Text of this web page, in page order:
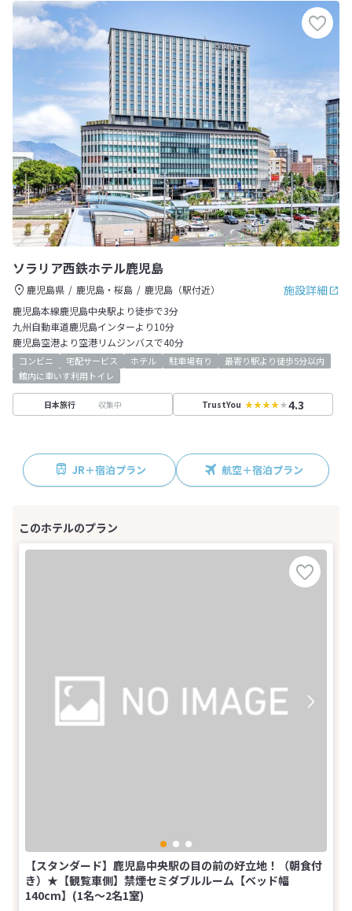
ソラリア西鉄ホテル鹿児島
施設詳細
鹿児島県 鹿児島・桜島
鹿児島（駅付近）
鹿児島本線鹿児島中央駅より徒歩で3分
九州自動車道鹿児島インターより10分
鹿児島空港より空港リムジンバスで40分
コンビニ 宅配サービス ホテル 駐車場有り
最寄り駅より徒歩5分以内
館内に車いす利用トイレ
日本旅行 収集中 TrustYou 4.3
JR＋宿泊プラン 航空＋宿泊プラン
【スタンダード】鹿児島中央駅の目の前の好立地！（朝食付
き）★【観覧車側】禁煙セミダブルルーム【ベッド幅
140cm】(1名～2名1室)